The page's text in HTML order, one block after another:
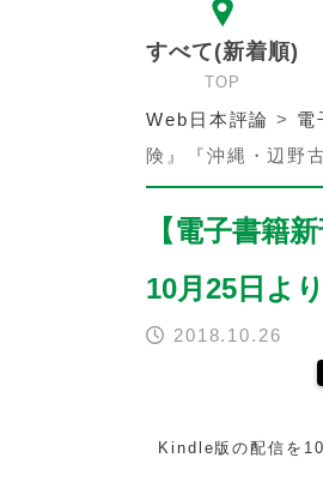
すべて(新着順)
TOP
Web日本評論 > 電
険』『沖縄・辺野
【電子書籍
10月25日よ
2018.10.26
Kindle版の配信を